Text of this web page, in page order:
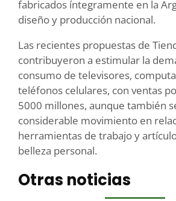
fabricados íntegramente en la
diseño y producción nacional.
Las recientes propuestas de
contribuyeron a estimular la
consumo de televisores,
teléfonos celulares, con ventas
5000 millones, aunque también
considerable movimiento en
herramientas de trabajo y
belleza personal.
Otras noticias